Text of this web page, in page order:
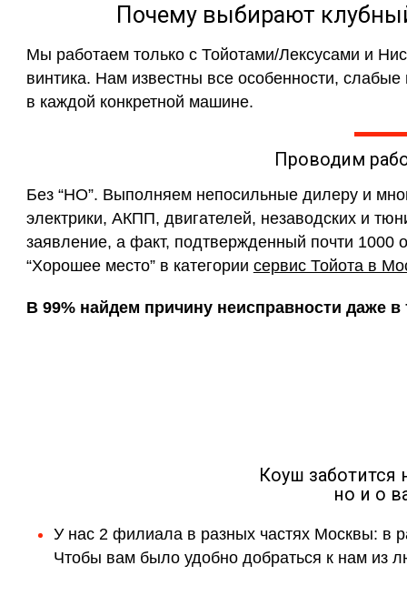
Почему выбирают
Мы работаем только с Тойотами/Лексусами и
винтика. Нам известны все особенности,
в каждой конкретной машине.
Проводим
Без “НО”. Выполняем непосильные дилеру и
электрики, АКПП, двигателей, незаводских и
заявление, а факт, подтвержденный почти 1000
“Хорошее место” в категории сервис Тойота в
В 99% найдем причину неисправности даже в
Коуш заботится
но и о
У нас 2 филиала в разных частях Москвы: в
Чтобы вам было удобно добраться к нам из